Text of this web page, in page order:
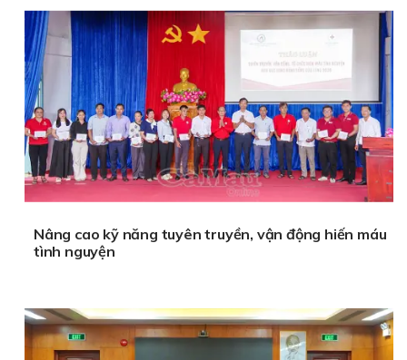
Nâng cao kỹ năng tuyên truyền, vận động hiến máu
tình nguyện